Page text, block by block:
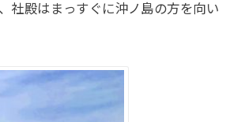
社殿はまっすぐに沖ノ島の方を向い